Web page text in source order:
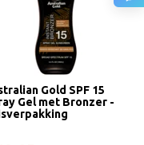
Gold SPF 15
Gel met Bronzer -